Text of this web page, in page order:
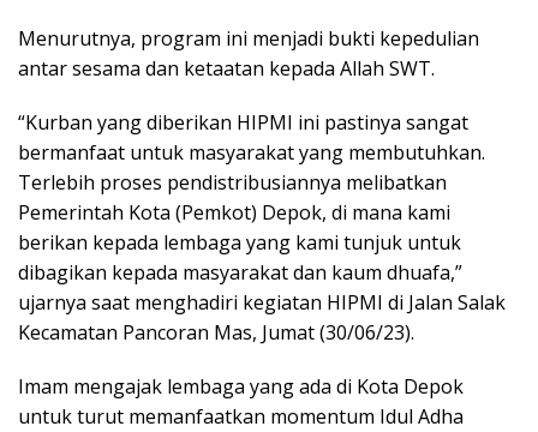
Menurutnya, program ini menjadi bukti kepedulian
antar sesama dan ketaatan kepada Allah SWT.
“Kurban yang diberikan HIPMI ini pastinya sangat
bermanfaat untuk masyarakat yang membutuhkan.
Terlebih proses pendistribusiannya melibatkan
Pemerintah Kota (Pemkot) Depok, di mana kami
berikan kepada lembaga yang kami tunjuk untuk
dibagikan kepada masyarakat dan kaum dhuafa,”
ujarnya saat menghadiri kegiatan HIPMI di Jalan Salak
Kecamatan Pancoran Mas, Jumat (30/06/23).
Imam mengajak lembaga yang ada di Kota Depok
untuk turut memanfaatkan momentum Idul Adha